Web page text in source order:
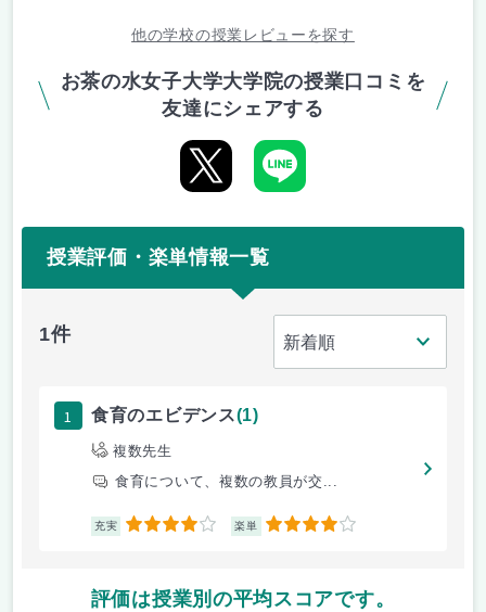
他の学校の授業レビューを探す
お茶の水女子大学大学院の授業口コミを
友達にシェアする
授業評価・楽単情報一覧
1件
1 食育のエビデンス(1)
複数先生
食育について、複数の教員が交...
充実 4 楽単 4
評価は授業別の平均スコアです。